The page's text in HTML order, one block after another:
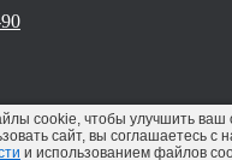
cookie, чтобы улучшить ваш
сайт, вы соглашаетесь с
и использованием файлов